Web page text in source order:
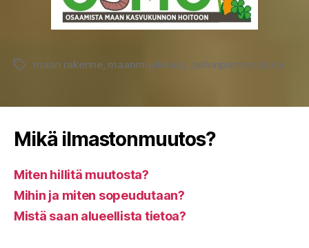
Avainsanat
maan rakenne, maanmuokkaus, pellonpiennarpäivä
Mikä ilmastonmuutos?
Miten hillitä muutosta?
Mihin ja miten sopeudutaan?
Mistä saan alueellista tietoa?